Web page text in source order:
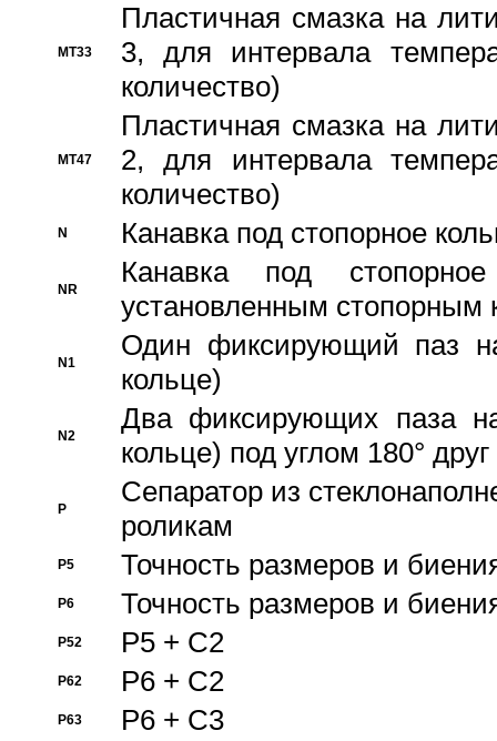
MT33
Пластичная смазка на
3, для интервала
количество)
MT47
Пластичная смазка на
2, для интервала
количество)
N Канавка под стопорное
NR
Канавка под
установленным стопорным
N1
Один фиксирующий паз
кольце)
N2
Два фиксирующих паза
кольце) под углом 180° друг
P
Cепаратор из
роликам
P5 Точность размеров и
P6 Точность размеров и
P52 P5 + C2
P62 P6 + C2
P63 P6 + C3